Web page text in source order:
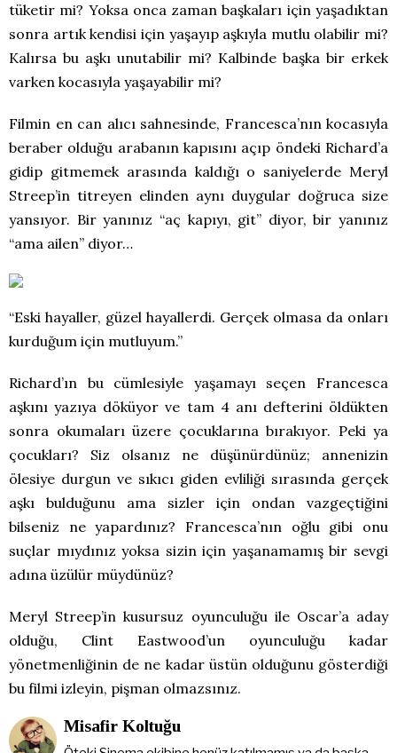
tüketir mi? Yoksa onca zaman başkaları için yaşadıktan
sonra artık kendisi için yaşayıp aşkıyla mutlu olabilir mi?
Kalırsa bu aşkı unutabilir mi? Kalbinde başka bir erkek
varken kocasıyla yaşayabilir mi?
Filmin en can alıcı sahnesinde, Francesca’nın kocasıyla
beraber olduğu arabanın kapısını açıp öndeki Richard’a
gidip gitmemek arasında kaldığı o saniyelerde Meryl
Streep’in titreyen elinden aynı duygular doğruca size
yansıyor. Bir yanınız “aç kapıyı, git” diyor, bir yanınız
“ama ailen” diyor…
“Eski hayaller, güzel hayallerdi. Gerçek olmasa da onları
kurduğum için mutluyum.”
Richard’ın bu cümlesiyle yaşamayı seçen Francesca
aşkını yazıya döküyor ve tam 4 anı defterini öldükten
sonra okumaları üzere çocuklarına bırakıyor. Peki ya
çocukları? Siz olsanız ne düşünürdünüz; annenizin
ölesiye durgun ve sıkıcı giden evliliği sırasında gerçek
aşkı bulduğunu ama sizler için ondan vazgeçtiğini
bilseniz ne yapardınız? Francesca’nın oğlu gibi onu
suçlar mıydınız yoksa sizin için yaşanamamış bir sevgi
adına üzülür müydünüz?
Meryl Streep’in kusursuz oyunculuğu ile Oscar’a aday
olduğu, Clint Eastwood’un oyunculuğu kadar
yönetmenliğinin de ne kadar üstün olduğunu gösterdiği
bu filmi izleyin, pişman olmazsınız.
Misafir Koltuğu